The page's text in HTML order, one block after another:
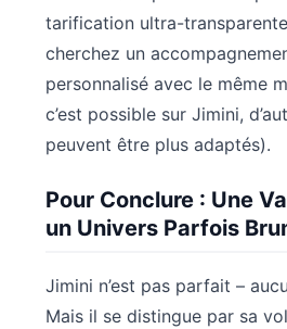
tarification ultra-
cherchez un
personnalisé avec le même
c’est possible sur Jimini,
peuvent être plus adaptés).
Pour Conclure : Une
un Univers Parfois
Jimini n’est pas parfait –
Mais il se distingue par sa